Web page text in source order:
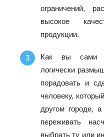
ограничений,
высокое
продукции.
Как вы сами
логически
порадовать и
человеку,
другом городе,
переживать
выбрать ту или